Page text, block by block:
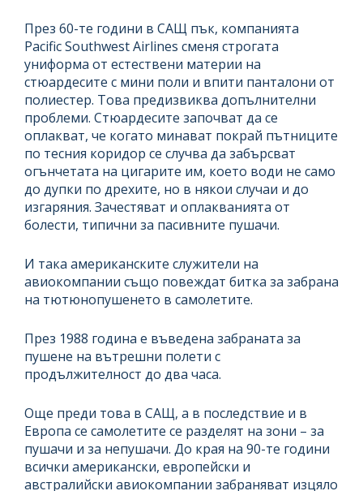
През 60-те години в САЩ пък, компанията
Pacific Southwest Airlines сменя строгата
униформа от естествени материи на
стюардесите с мини поли и впити панталони от
полиестер. Това предизвиква допълнителни
проблеми. Стюардесите започват да се
оплакват, че когато минават покрай пътниците
по тесния коридор се случва да забърсват
огънчетата на цигарите им, което води не само
до дупки по дрехите, но в някои случаи и до
изгаряния. Зачестяват и оплакванията от
болести, типични за пасивните пушачи.
И така американските служители на
авиокомпании също повеждат битка за забрана
на тютюнопушенето в самолетите.
През 1988 година е въведена забраната за
пушене на вътрешни полети с
продължителност до два часа.
Още преди това в САЩ, а в последствие и в
Европа се самолетите се разделят на зони – за
пушачи и за непушачи. До края на 90-те години
всички американски, европейски и
австралийски авиокомпании забраняват изцяло